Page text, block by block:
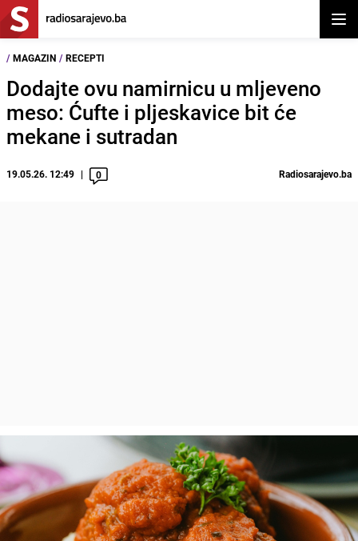
/ MAGAZIN / RECEPTI
Dodajte ovu namirnicu u mljeveno
meso: Ćufte i pljeskavice bit će
mekane i sutradan
19.05.26. 12:49 0 Radiosarajevo.ba